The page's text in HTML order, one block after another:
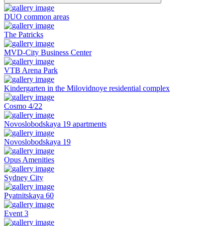
DUO common areas
The Patricks
MVD-City Business Center
VTB Arena Park
Kindergarten in the Milovidnoye residential complex
Cosmo 4/22
Novoslobodskaya 19 apartments
Novoslobodskaya 19
Opus Amenities
Sydney City
Pyatnitskaya 60
Event 3